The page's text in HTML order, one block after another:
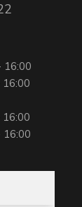
16:00
16:00